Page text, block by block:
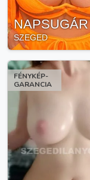
NAPSUGÁR
SZEGED
FÉNYKÉP-
GARANCIA